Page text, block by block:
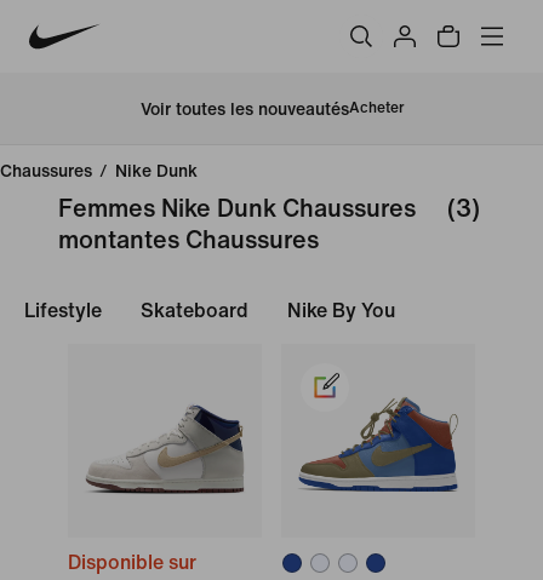
Voir toutes les nouveautésAcheter
Chaussures / Nike Dunk
Femmes Nike Dunk Chaussures
montantes Chaussures
(3)
Lifestyle Skateboard Nike By You
Disponible sur